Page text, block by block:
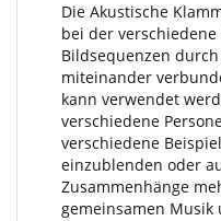
Die Akustische
bei der
Bildsequenzen
miteinander
kann verwendet
verschiedene
verschiedene
einzublenden oder
Zusammenhänge
gemeinsamen